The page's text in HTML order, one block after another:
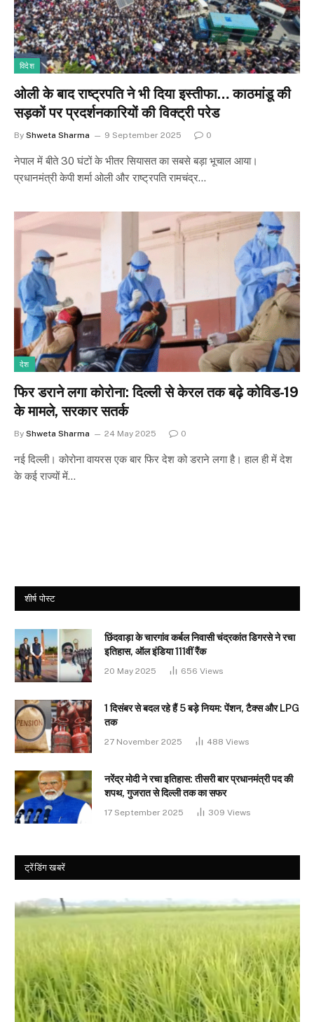
विदेश
ओली के बाद राष्ट्रपति ने भी दिया इस्तीफा… काठमांडू की
सड़कों पर प्रदर्शनकारियों की विक्ट्री परेड
By Shweta Sharma 9 September 2025 0
नेपाल में बीते 30 घंटों के भीतर सियासत का सबसे बड़ा भूचाल आया।
प्रधानमंत्री केपी शर्मा ओली और राष्ट्रपति रामचंद्र…
देश
फिर डराने लगा कोरोना: दिल्ली से केरल तक बढ़े कोविड-19
के मामले, सरकार सतर्क
By Shweta Sharma 24 May 2025 0
नई दिल्ली। कोरोना वायरस एक बार फिर देश को डराने लगा है। हाल ही में देश
के कई राज्यों में…
शीर्ष पोस्ट
छिंदवाड़ा के चारगांव कर्बल निवासी चंद्रकांत डिगरसे ने रचा
इतिहास, ऑल इंडिया 111वीं रैंक
20 May 2025 656 Views
1 दिसंबर से बदल रहे हैं 5 बड़े नियम: पेंशन, टैक्स और LPG
तक
27 November 2025 488 Views
नरेंद्र मोदी ने रचा इतिहास: तीसरी बार प्रधानमंत्री पद की
शपथ, गुजरात से दिल्ली तक का सफर
17 September 2025 309 Views
ट्रेंडिंग खबरें